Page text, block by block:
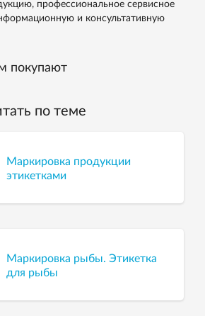
профессиональное сервисное
и консультативную
покупают
по теме
Маркировка продукции
этикетками
Маркировка рыбы. Этикетка
для рыбы